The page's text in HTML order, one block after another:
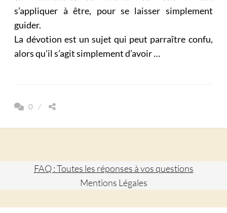
s’appliquer à être, pour se laisser simplement
guider.
La dévotion est un sujet qui peut parraître confu,
alors qu’il s’agit simplement d’avoir …
0
FAQ : Toutes les réponses à vos questions
Mentions Légales